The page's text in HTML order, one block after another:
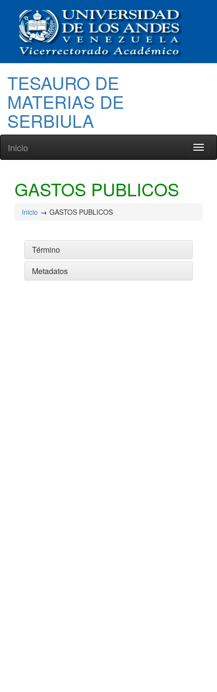
TESAURO DE
MATERIAS DE
SERBIULA
Inicio
GASTOS PUBLICOS
Inicio GASTOS PUBLICOS
Término
Metadatos